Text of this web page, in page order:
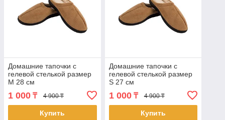
Домашние тапочки с
гелевой стелькой размер
M 28 см
1 000 ₸ 4 900 ₸
Купить
Домашние тапочки с
гелевой стелькой размер
S 27 см
1 000₸ 4 900 ₸
Купить